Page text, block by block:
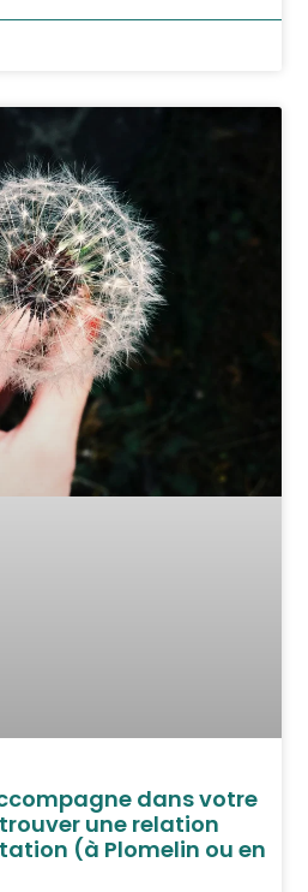
dans votre
une relation
(à Plomelin ou en